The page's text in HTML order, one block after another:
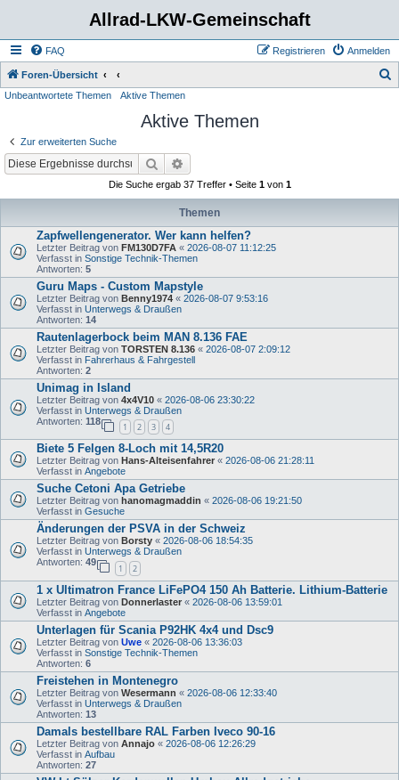
Allrad-LKW-Gemeinschaft
FAQ Anmelden
Registrieren
Foren-Übersicht
Unbeantwortete Themen Aktive Themen
Aktive Themen
Zur erweiterten Suche
Suche
Die Suche ergab 37 Treffer • Seite 1von 1
Themen
Zapfwellengenerator. Wer kann helfen?
Letzter Beitrag von FM130D7FA « 2026-08-07 11:12:25
Verfasst in Sonstige Technik-Themen
Antworten: 5
Guru Maps - Custom Mapstyle
Letzter Beitrag von Benny1974 « 2026-08-07 9:53:16
Verfasst in Unterwegs & Draußen
Antworten: 14
Rautenlagerbock beim MAN 8.136 FAE
Letzter Beitrag von TORSTEN 8.136 « 2026-08-07 2:09:12
Verfasst in Fahrerhaus & Fahrgestell
Antworten: 2
Unimag in Island
Letzter Beitrag von 4x4V10 « 2026-08-06 23:30:22
Verfasst in Unterwegs & Draußen
Antworten: 118
1 2 3 4
Biete 5 Felgen 8-Loch mit 14,5R20
Letzter Beitrag von Hans-Alteisenfahrer « 2026-08-06 21:28:11
Verfasst in Angebote
Suche Cetoni Apa Getriebe
Letzter Beitrag von hanomagmaddin « 2026-08-06 19:21:50
Verfasst in Gesuche
Änderungen der PSVA in der Schweiz
Letzter Beitrag von Borsty « 2026-08-06 18:54:35
Verfasst in Unterwegs & Draußen
Antworten: 49
1 2
1 x Ultimatron France LiFePO4 150 Ah Batterie. Lithium-Batterie
Letzter Beitrag von Donnerlaster « 2026-08-06 13:59:01
Verfasst in Angebote
Unterlagen für Scania P92HK 4x4 und Dsc9
Letzter Beitrag von Uwe « 2026-08-06 13:36:03
Verfasst in Sonstige Technik-Themen
Antworten: 6
Freistehen in Montenegro
Letzter Beitrag von Wesermann « 2026-08-06 12:33:40
Verfasst in Unterwegs & Draußen
Antworten: 13
Damals bestellbare RAL Farben Iveco 90-16
Letzter Beitrag von Annajo « 2026-08-06 12:26:29
Verfasst in Aufbau
Antworten: 27